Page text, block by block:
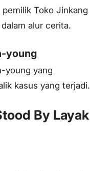
Toko Jinkang
alur cerita.
young
young yang
kasus yang terjadi.
By Layak